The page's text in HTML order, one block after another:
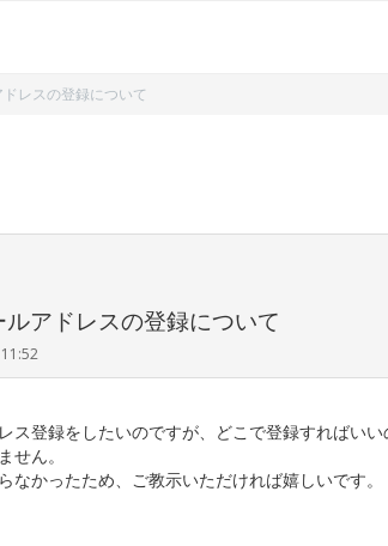
レスの登録について
アドレスの登録について
ス登録をしたいのですが、どこで登録すればいい
せん。
なかったため、ご教示いただければ嬉しいです。